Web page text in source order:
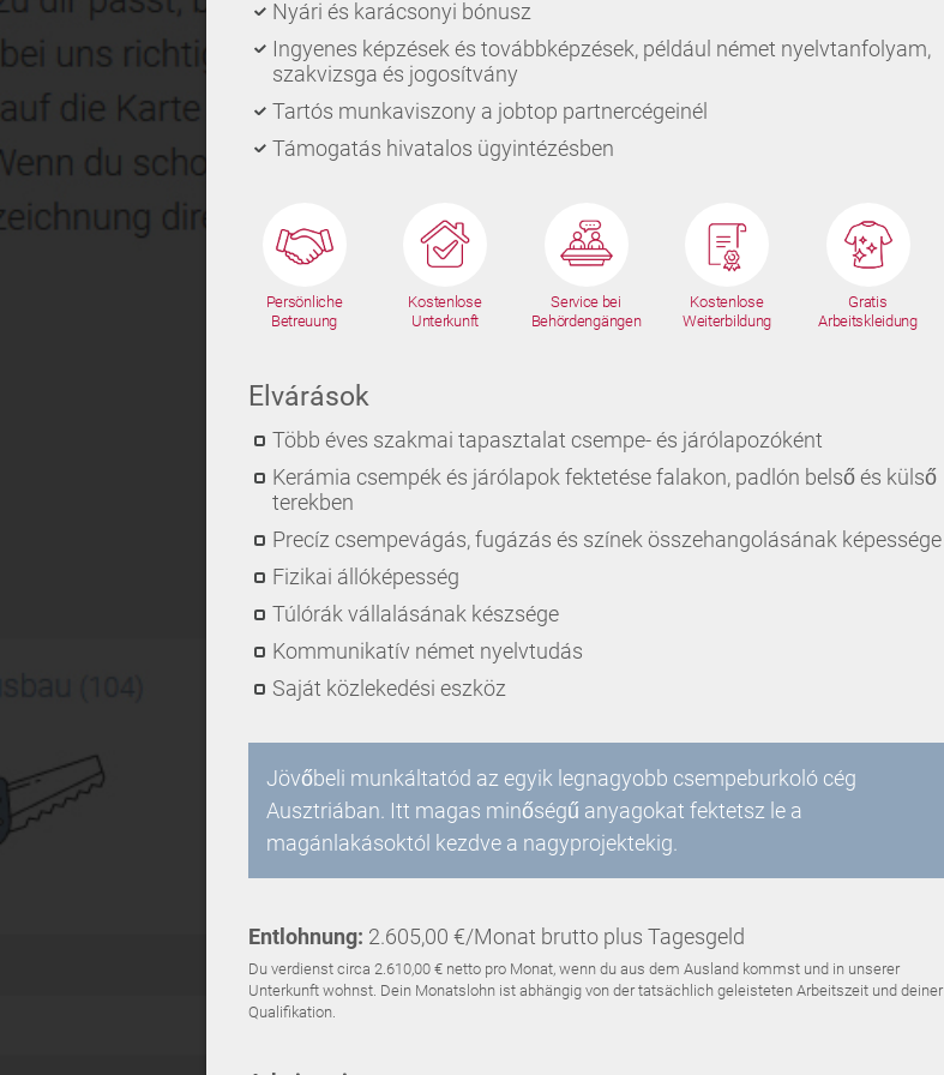
Nyári és karácsonyi bónusz
Ingyenes képzések és továbbképzések, például német nyelvtanfolyam,
szakvizsga és jogosítvány
Tartós munkaviszony a jobtop partnercégeinél
Támogatás hivatalos ügyintézésben
Persönliche
Betreuung
Kostenlose
Unterkunft
Service bei
Behördengängen
Kostenlose
Weiterbildung
Gratis
Arbeitskleidung
Elvárások
Több éves szakmai tapasztalat csempe- és járólapozóként
Kerámia csempék és járólapok fektetése falakon, padlón belső és külső
terekben
Precíz csempevágás, fugázás és színek összehangolásának képessége
Fizikai állóképesség
Túlórák vállalásának készsége
Kommunikatív német nyelvtudás
Saját közlekedési eszköz
Jövőbeli munkáltatód az egyik legnagyobb csempeburkoló cég
Ausztriában. Itt magas minőségű anyagokat fektetsz le a
magánlakásoktól kezdve a nagyprojektekig.
Entlohnung: 2.605,00 €/Monat brutto plus Tagesgeld
Du verdienst circa 2.610,00 € netto pro Monat, wenn du aus dem Ausland kommst und in unserer
Unterkunft wohnst. Dein Monatslohn ist abhängig von der tatsächlich geleisteten Arbeitszeit und deiner
Qualifikation.